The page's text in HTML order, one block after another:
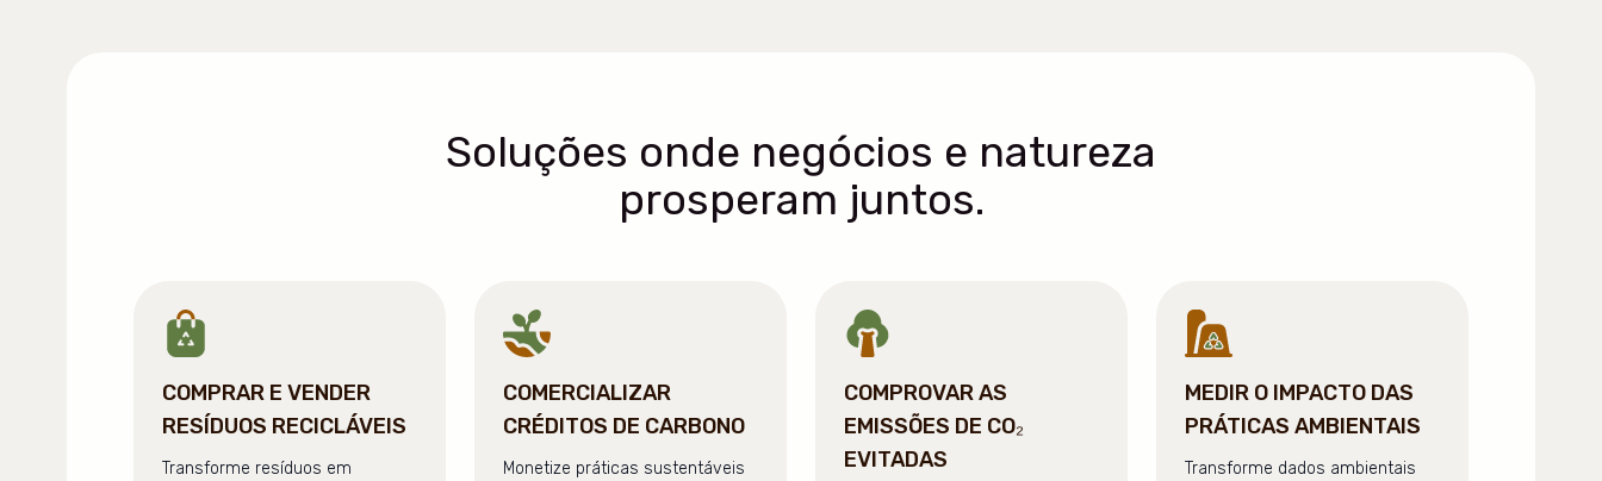
Soluções onde negócios e natureza
prosperam juntos.
COMPRAR E VENDER
RESÍDUOS RECICLÁVEIS
Transforme resíduos em
COMERCIALIZAR
CRÉDITOS DE CARBONO
Monetize práticas sustentáveis
COMPROVAR AS
EMISSÕES DE CO₂
EVITADAS
MEDIR O IMPACTO DAS
PRÁTICAS AMBIENTAIS
Transforme dados ambientais